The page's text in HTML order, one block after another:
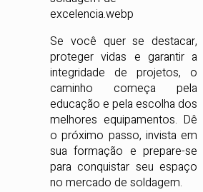
Se você quer se destacar,
proteger vidas e garantir a
integridade de projetos, o
caminho começa pela
educação e pela escolha dos
melhores equipamentos. Dê
o próximo passo, invista em
sua formação e prepare-se
para conquistar seu espaço
no mercado de soldagem.